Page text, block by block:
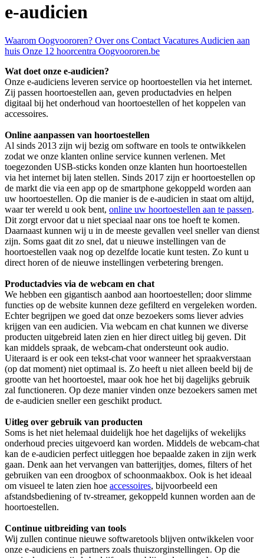
e-audicien
Waarom Oogvoororen? Over ons Contact Vacatures Audicien aan
huis Onze 12 hoorcentra Oogvoororen.be
Wat doet onze e-audicien?
Onze e-audiciens leveren service op hoortoestellen via het internet.
Zij passen hoortoestellen aan, geven productadvies en helpen
digitaal bij het onderhoud van hoortoestellen of het koppelen van
accessoires.
Online aanpassen van hoortoestellen
Al sinds 2013 zijn wij bezig om software en tools te ontwikkelen
zodat we onze klanten online service kunnen verlenen. Met
toegezonden USB-sticks konden onze klanten hun hoortoestellen
via het internet bij laten stellen. Sinds 2017 zijn er hoortoestellen op
de markt die via een app op de smartphone gekoppeld worden aan
uw hoortoestellen. Op die manier is de e-audicien in staat om altijd,
waar ter wereld u ook bent, online uw hoortoestellen aan te passen.
Dit zorgt ervoor dat u niet speciaal naar ons toe hoeft te komen.
Daarnaast kunnen wij u in de meeste gevallen veel sneller van dienst
zijn. Soms gaat dit zo snel, dat u nieuwe instellingen van de
hoortoestellen vaak nog op dezelfde locatie kunt testen. Zo kunt u
direct horen of de nieuwe instellingen verbetering brengen.
Productadvies via de webcam en chat
We hebben een gigantisch aanbod aan hoortoestellen; door slimme
functies op de website kunnen deze gefilterd en vergeleken worden.
Echter begrijpen we goed dat onze bezoekers soms liever advies
krijgen van een audicien. Via webcam en chat kunnen we diverse
producten uitgebreid laten zien en hier direct uitleg bij geven. Dit
kan middels spraak, de webcam-chat ondersteunt ook audio.
Uiteraard is er ook een tekst-chat voor wanneer het spraakverstaan
(op dat moment) niet optimaal is. Zo heeft u niet alleen beeld bij de
grootte van het hoortoestel, maar ook hoe het bij dagelijks gebruik
zal functioneren. Op deze maniervinden onze bezoekers samen met
de e-audicien sneller een geschikt product.
Uitleg over gebruik van producten
Soms is het niet helemaal duidelijk hoe het dagelijks of wekelijks
onderhoud precies uitgevoerd kan worden. Middels de webcam-chat
kan de e-audicien perfect uitleggen hoe bepaalde zaken in zijn werk
gaan. Denk aan het vervangen van batterijtjes, domes, filters of het
gebruiken van een droogbox of schoonmaakbox. Ook is het ideaal
om visueel te laten zien hoe accessoires, bijvoorbeeld een
afstandsbediening of tv-streamer, gekoppeld kunnen worden aan de
hoortoestellen.
Continue uitbreiding van tools
Wij zullen continue nieuwe softwaretools blijven ontwikkelen voor
onze e-audiciens en partners zoals thuiszorginstellingen. Op die